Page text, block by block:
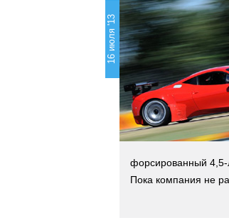
16 июля '13
форсированный 4,5-
Пока компания не